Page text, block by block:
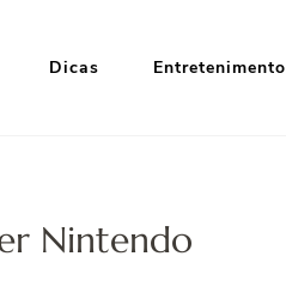
Dicas Entretenimento
Nintendo